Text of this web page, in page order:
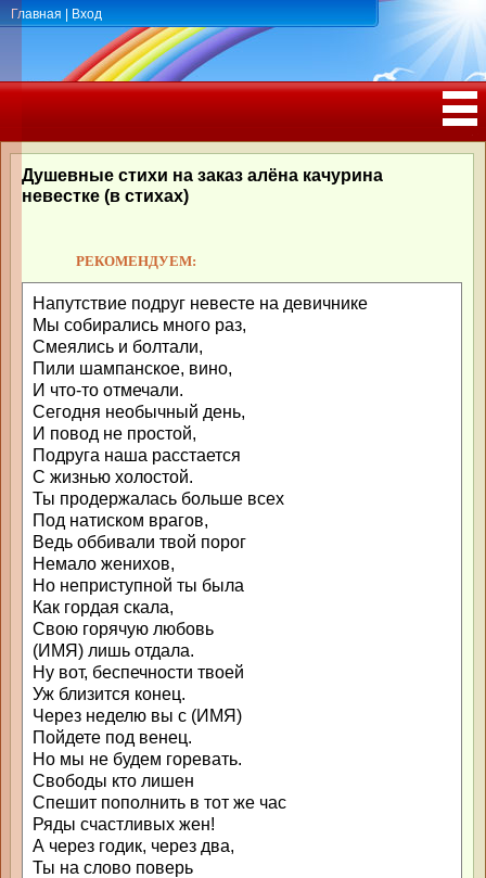
Главная Вход
РОЖДЕНИЯ, ЮБИЛЕЕМ
Душевные стихи на заказ алёна качурина
невестке (в стихах)
РЕКОМЕНДУЕМ:
Напутствие подруг невесте на девичнике
Мы собирались много раз,
Смеялись и болтали,
Пили шампанское, вино,
И что-то отмечали.
Сегодня необычный день,
И повод не простой,
Подруга наша расстается
С жизнью холостой.
Ты продержалась больше всех
Под натиском врагов,
Ведь оббивали твой порог
Немало женихов,
Но неприступной ты была
Как гордая скала,
Свою горячую любовь
(ИМЯ) лишь отдала.
Ну вот, беспечности твоей
Уж близится конец.
Через неделю вы с (ИМЯ)
Пойдете под венец.
Но мы не будем горевать.
Свободы кто лишен
Спешит пополнить в тот же час
Ряды счастливых жен!
А через годик, через два,
Ты на слово поверь